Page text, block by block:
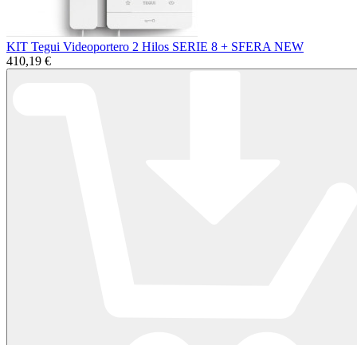
KIT Tegui Videoportero 2 Hilos SERIE 8 + SFERA NEW
410,19 €